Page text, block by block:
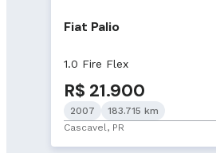
Fiat Palio
1.0 Fire Flex
R$ 21.900
2007
183.715 km
Cascavel, PR